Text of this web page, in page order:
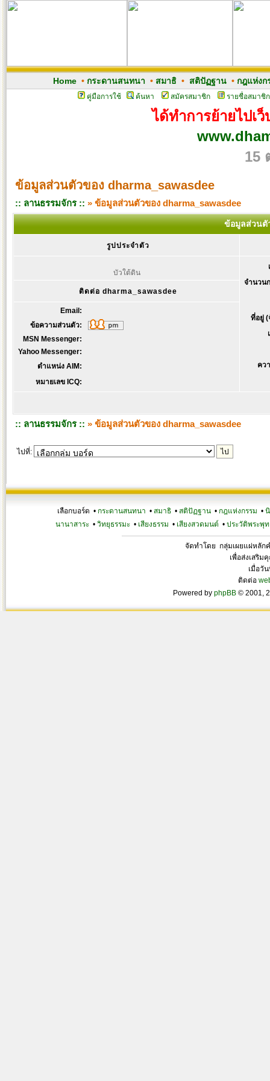
Home• กระดานสนทนา • สมาธิ• สติปัฏฐาน• กฎแห่งก
คู่มือการใช้ ค้นหา สมัครสมาชิก รายชื่อสมาชิก
ได้ทำการย้ายไปเ
15
ข้อมูลส่วนตัวของ dharma_sawasdee
:: ลานธรรมจักร :: » ข้อมูลส่วนตัวของ dharma_sawasdee
ข้อมูลส่วนตั
รูปประจำตัว
บัวใต้ดิน
จำนวน
ที่อยู่ (
คว
ติดต่อ dharma_sawasdee
Email:
ข้อความส่วนตัว:
MSN Messenger:
Yahoo Messenger:
ตำแหน่ง AIM:
หมายเลข ICQ:
:: ลานธรรมจักร :: » ข้อมูลส่วนตัวของ dharma_sawasdee
ไปที่:
เลือกบอร์ด • กระดานสนทนา • สมาธิ • สติปัฏฐาน • กฎแห่งกรรม •
นานาสาระ• วิทยุธรรมะ• เสียงธรรม • เสียงสวดมนต์ • ประวัติพระพุท
จัดทำโดย กลุ่มเผยแผ่หลัก
เพื่อส่งเสริม
เมื่อวั
ติดต่อ
Powered by phpBB © 2001,